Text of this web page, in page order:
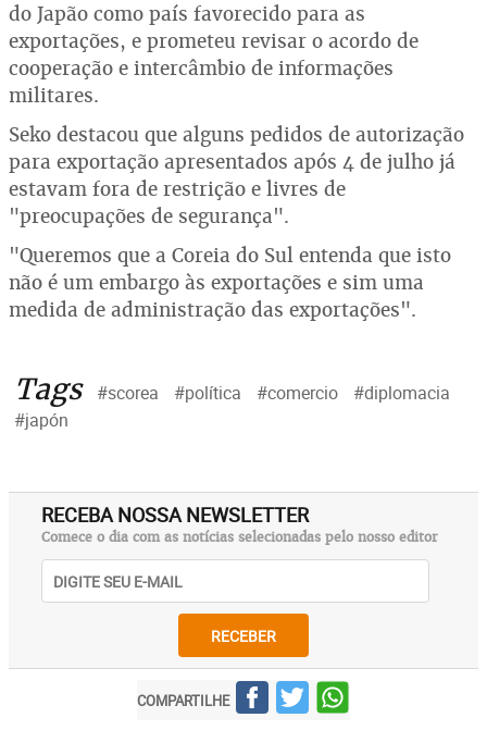
do Japão como país favorecido para as
exportações, e prometeu revisar o acordo de
cooperação e intercâmbio de informações
militares.
Seko destacou que alguns pedidos de autorização
para exportação apresentados após 4 de julho já
estavam fora de restrição e livres de
"preocupações de segurança".
"Queremos que a Coreia do Sul entenda que isto
não é um embargo às exportações e sim uma
medida de administração das exportações".
Tags #scorea #política #comercio
#diplomacia
#japón
RECEBA NOSSA NEWSLETTER
Comece o dia com as notícias selecionadas pelo nosso editor
RECEBER
COMPARTILHE